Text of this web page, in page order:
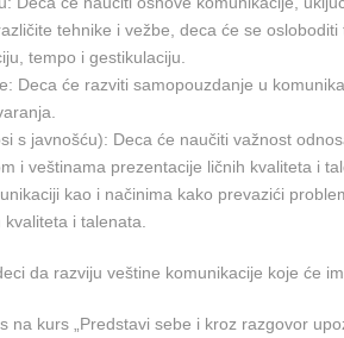
tehnike i vežbe, deca će se
tempo i gestikulaciju.
Deca će razviti samopouzdanje u
s javnošću): Deca će naučiti važnost
i veštinama prezentacije ličnih kvaliteta i
kao i načinima kako prevazići
i talenata.
da razviju veštine komunikacije koje će
na kurs „Predstavi sebe i kroz razgovor